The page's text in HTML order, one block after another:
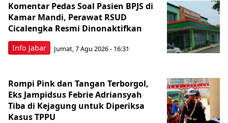
Info Jabar
Komentar Pedas Soal Pasien BPJS di
Kamar Mandi, Perawat RSUD
Cicalengka Resmi Dinonaktifkan
Jumat, 7 Agu 2026 - 16:31
Rompi Pink dan Tangan Terborgol,
Eks Jampidsus Febrie Adriansyah
Tiba di Kejagung untuk Diperiksa
Kasus TPPU